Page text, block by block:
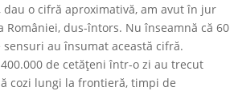
o cifră aproximativă, am avut în jur
dus-întors. Nu înseamnă că 60
au însumat această cifră.
de cetățeni într-o zi au trecut
cozi lungi la frontieră, timpi de